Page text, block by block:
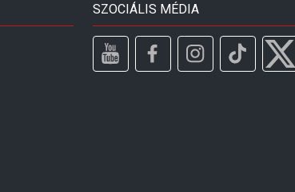
SZOCIÁLIS MÉDIA